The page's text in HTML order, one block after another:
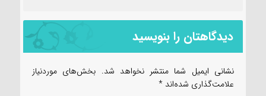
دیدگاهتان را بنویسید
نشانی ایمیل شما منتشر نخواهد شد. بخش‌های موردنیاز
علامت‌گذاری شده‌اند *